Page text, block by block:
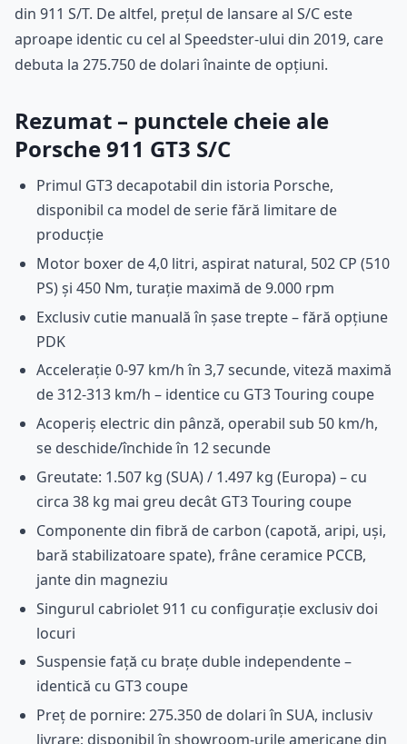
din 911 S/T. De altfel, prețul de lansare al S/C este
aproape identic cu cel al Speedster-ului din 2019, care
debuta la 275.750 de dolari înainte de opțiuni.
Rezumat – punctele cheie ale
Porsche 911 GT3 S/C
Primul GT3 decapotabil din istoria Porsche,
disponibil ca model de serie fără limitare de
producție
Motor boxer de 4,0 litri, aspirat natural, 502 CP (510
PS) și 450 Nm, turație maximă de 9.000 rpm
Exclusiv cutie manuală în șase trepte – fără opțiune
PDK
Accelerație 0-97 km/h în 3,7 secunde, viteză maximă
de 312-313 km/h – identice cu GT3 Touring coupe
Acoperiș electric din pânză, operabil sub 50 km/h,
se deschide/închide în 12 secunde
Greutate: 1.507 kg (SUA) / 1.497 kg (Europa) – cu
circa 38 kg mai greu decât GT3 Touring coupe
Componente din fibră de carbon (capotă, aripi, uși,
bară stabilizatoare spate), frâne ceramice PCCB,
jante din magneziu
Singurul cabriolet 911 cu configurație exclusiv doi
locuri
Suspensie față cu brațe duble independente –
identică cu GT3 coupe
Preț de pornire: 275.350 de dolari în SUA, inclusiv
livrare; disponibil în showroom-urile americane din